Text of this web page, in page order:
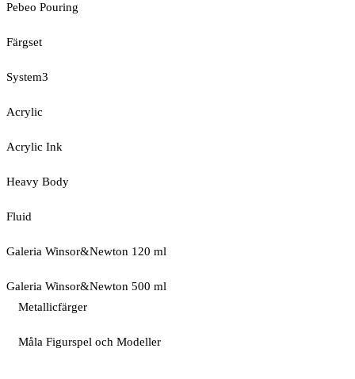
Pebeo Pouring
Färgset
System3
Acrylic
Acrylic Ink
Heavy Body
Fluid
Galeria Winsor&Newton 120 ml
Galeria Winsor&Newton 500 ml
Metallicfärger
Måla Figurspel och Modeller